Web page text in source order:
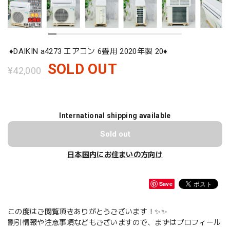
♦️DAIKIN a4273 エアコン 6畳用 2020年製 20♦️
¥42,000 SOLD OUT
International shipping available
Sold out
日本国内にお住まいの方向け
Save
この度はご閲覧頂きありがとうございます！✨✨
割引情報や注意事項などもございますので、まずはプロフィール